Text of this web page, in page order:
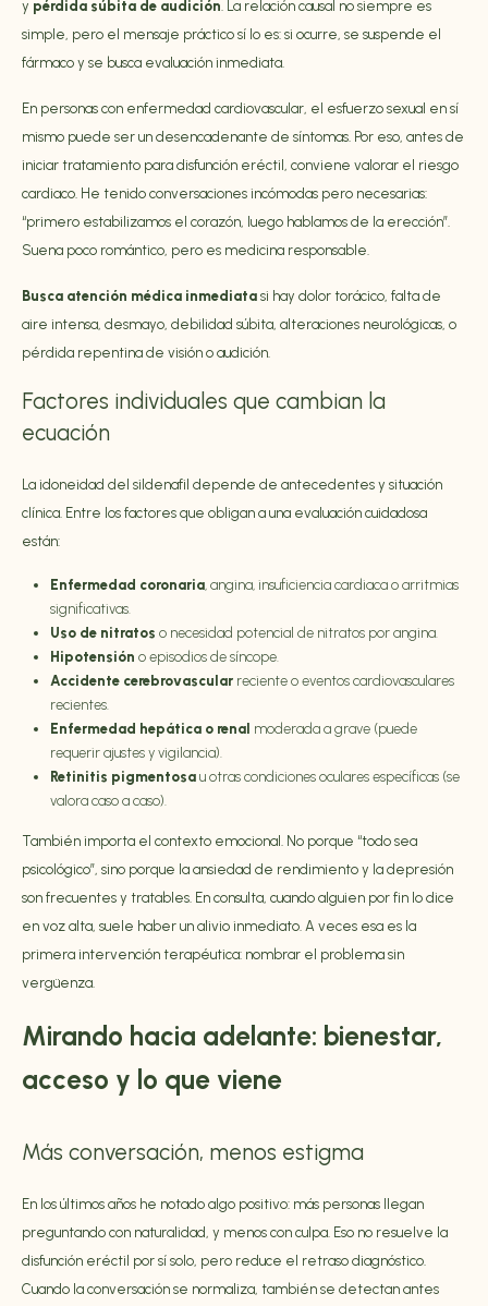
y pérdida súbita de audición . La relación causal no siempre es
simple, pero el mensaje práctico sí lo es: si ocurre, se suspende el
fármaco y se busca evaluación inmediata.
En personas con enfermedad cardiovascular, el esfuerzo sexual en sí
mismo puede ser un desencadenante de síntomas. Por eso, antes de
iniciar tratamiento para disfunción eréctil, conviene valorar el riesgo
cardiaco. He tenido conversaciones incómodas pero necesarias:
“primero estabilizamos el corazón, luego hablamos de la erección”.
Suena poco romántico, pero es medicina responsable.
Busca atención médica inmediata si hay dolor torácico, falta de
aire intensa, desmayo, debilidad súbita, alteraciones neurológicas, o
pérdida repentina de visión o audición.
Factores individuales que cambian la
ecuación
La idoneidad del sildenafil depende de antecedentes y situación
clínica. Entre los factores que obligan a una evaluación cuidadosa
están:
Enfermedad coronaria , angina, insuficiencia cardiaca o arritmias
significativas.
Uso de nitratos o necesidad potencial de nitratos por angina.
Hipotensión o episodios de síncope.
Accidente cerebrovascular reciente o eventos cardiovasculares
recientes.
Enfermedad hepática o renal moderada a grave (puede
requerir ajustes y vigilancia).
Retinitis pigmentosa u otras condiciones oculares específicas (se
valora caso a caso).
También importa el contexto emocional. No porque “todo sea
psicológico”, sino porque la ansiedad de rendimiento y la depresión
son frecuentes y tratables. En consulta, cuando alguien por fin lo dice
en voz alta, suele haber un alivio inmediato. A veces esa es la
primera intervención terapéutica: nombrar el problema sin
vergüenza.
Mirando hacia adelante: bienestar,
acceso y lo que viene
Más conversación, menos estigma
En los últimos años he notado algo positivo: más personas llegan
preguntando con naturalidad, y menos con culpa. Eso no resuelve la
disfunción eréctil por sí solo, pero reduce el retraso diagnóstico.
Cuando la conversación se normaliza, también se detectan antes